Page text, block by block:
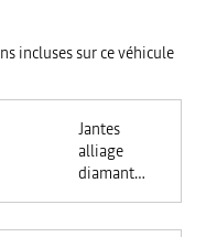
incluses sur ce véhicule
Jantes
alliage
diamantées